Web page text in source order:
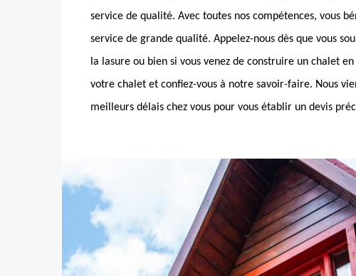
service de qualité. Avec toutes nos compétences, vous
service de grande qualité. Appelez-nous dès que vous
la lasure ou bien si vous venez de construire un chalet
votre chalet et confiez-vous à notre savoir-faire. Nous
meilleurs délais chez vous pour vous établir un devis